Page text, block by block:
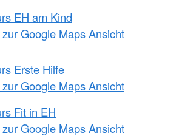
EH am Kind
Google Maps Ansicht
Erste Hilfe
Google Maps Ansicht
Fit in EH
Google Maps Ansicht